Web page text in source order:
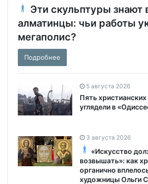
Эти скульптуры знают
алматинцы: чьи работы
мегаполис?
Подробнее
5 августа 2026
Пять
углядели в
3 августа 2026
«Искусство
возвышать»: как
органично
художницы Ольги